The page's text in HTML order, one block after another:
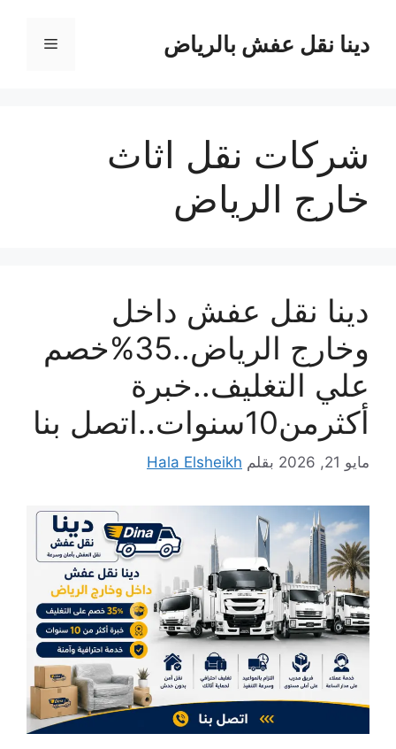
المحتوىدينا نقل عفش بالرياض القائمة
شركات نقل اثاث
خارج الرياض
دينا نقل عفش داخل
وخارج الرياض..35%خصم
علي التغليف..خبرة
أكثرمن10سنوات..اتصل بنا
مايو 21, 2026 بقلم Hala Elsheikh